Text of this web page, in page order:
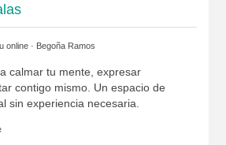
online · Begoña Ramos
calmar tu mente, expresar
contigo mismo. Un espacio de
sin experiencia necesaria.